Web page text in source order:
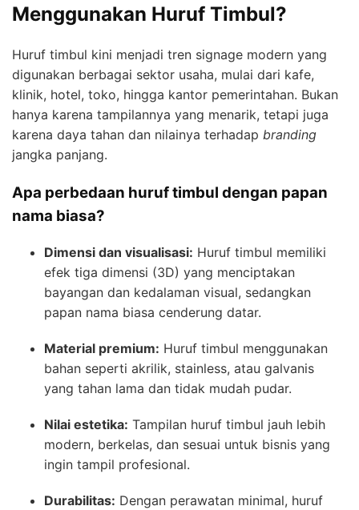
Menggunakan Huruf Timbul?
Huruf timbul kini menjadi tren signage modern yang
digunakan berbagai sektor usaha, mulai dari kafe,
klinik, hotel, toko, hingga kantor pemerintahan. Bukan
hanya karena tampilannya yang menarik, tetapi juga
karena daya tahan dan nilainya terhadap branding
jangka panjang.
Apa perbedaan huruf timbul dengan papan
nama biasa?
Dimensi dan visualisasi: Huruf timbul memiliki
efek tiga dimensi (3D) yang menciptakan
bayangan dan kedalaman visual, sedangkan
papan nama biasa cenderung datar.
Material premium: Huruf timbul menggunakan
bahan seperti akrilik, stainless, atau galvanis
yang tahan lama dan tidak mudah pudar.
Nilai estetika: Tampilan huruf timbul jauh lebih
modern, berkelas, dan sesuai untuk bisnis yang
ingin tampil profesional.
Durabilitas: Dengan perawatan minimal, huruf